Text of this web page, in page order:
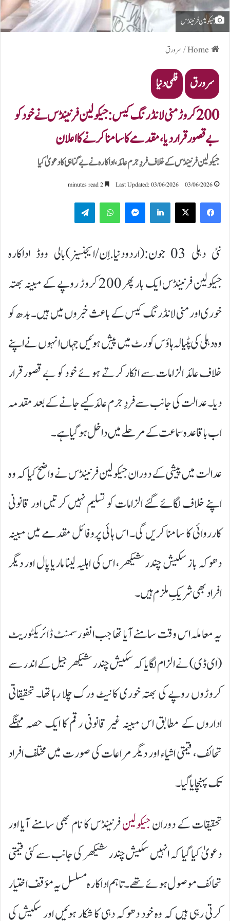
جیکولین فرنینڈس
/سرورق
سرورق فلمی دنیا
200 کروڑ منی لانڈرنگ کیس: جیکولین فرنینڈس نے خود کو
بے قصور قرار دیا، مقدمے کا سامنا کرنے کا اعلان
جیکولین فرنینڈس کے خلاف فردِ جرم عائد، اداکارہ نے بے گناہی کا دعویٰ کیا
03/06/2026
Last Updated: 03/06/2026
LinkedIn
WhatsApp
نئی دہلی 03 جون:(اردودنیا.اِن/ایجنسیز)بالی ووڈ اداکارہ
جیکولین فرنینڈس ایک بار پھر 200 کروڑ روپے کے مبینہ بھتہ
خوری اور منی لانڈرنگ کیس کے باعث خبروں میں ہیں۔ بدھ کو
وہ دہلی کی پٹیالہ ہاؤس کورٹ میں پیش ہوئیں جہاں انہوں نے اپنے
خلاف عائد الزامات سے انکار کرتے ہوئے خود کو بے قصور قرار
دیا۔ عدالت کی جانب سے فردِ جرم عائد کیے جانے کے بعد مقدمہ
اب باقاعدہ سماعت کے مرحلے میں داخل ہو گیا ہے۔
عدالت میں پیشی کے دوران جیکولین فرنینڈس نے واضح کیا کہ وہ
اپنے خلاف لگائے گئے الزامات کو تسلیم نہیں کرتیں اور قانونی
کارروائی کا سامنا کریں گی۔ اس ہائی پروفائل مقدمے میں مبینہ
دھوکہ باز سکیش چندر شیکھر، اس کی اہلیہ لینا ماریا پال اور دیگر
افراد بھی شریکِ ملزم ہیں۔
یہ معاملہ اس وقت سامنے آیا تھا جب انفورسمنٹ ڈائریکٹوریٹ
(ای ڈی) نے الزام لگایا کہ سکیش چندر شیکھر جیل کے اندر سے
کروڑوں روپے کی بھتہ خوری کا نیٹ ورک چلا رہا تھا۔ تحقیقاتی
اداروں کے مطابق اس مبینہ غیر قانونی رقم کا ایک حصہ مہنگے
تحائف، قیمتی اشیاء اور دیگر مراعات کی صورت میں مختلف افراد
تک پہنچایا گیا۔
تحقیقات کے دورانجیکولینفرنینڈس کا نام بھی سامنے آیا اور
دعویٰ کیا گیا کہ انہیں سکیش چندر شیکھر کی جانب سے کئی قیمتی
تحائف موصول ہوئے تھے۔ تاہم اداکارہ مسلسل یہ مؤقف اختیار
کرتی رہی ہیں کہ وہ خود دھوکہ دہی کا شکار ہوئیں اور سکیش کی